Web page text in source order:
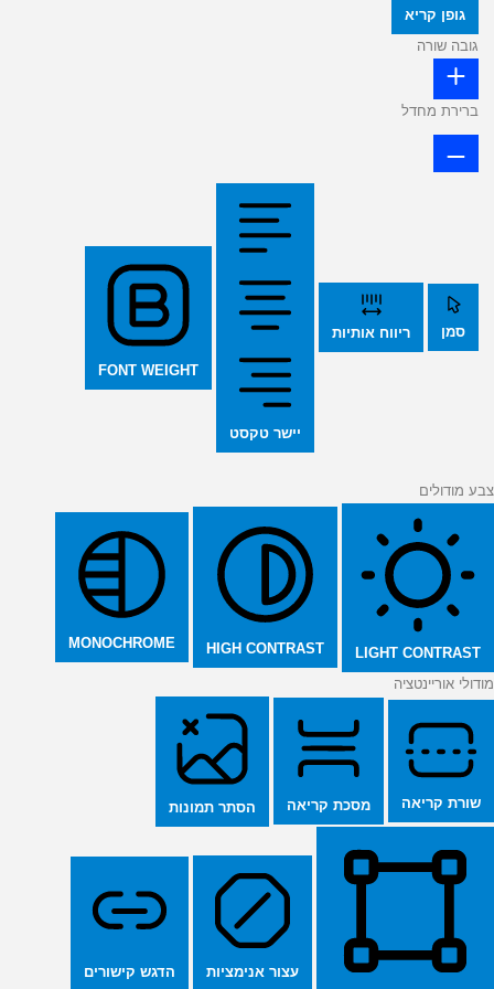
גופן קריא
גובה שורה
ברירת מחדל
סמן ריווח אותיות
יישר טקסט
FONT WEIGHT
צבע מודולים
LIGHT CONTRAST
HIGH CONTRAST
MONOCHROME
מודולי אוריינטציה
שורת קריאה מסכת קריאה הסתר תמונות
עצור אנימציות הדגש קישורים